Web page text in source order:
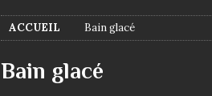
ACCUEIL Bain glacé
Bain glacé